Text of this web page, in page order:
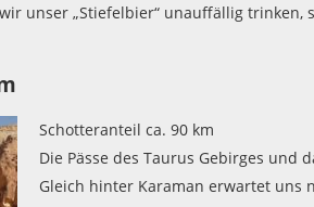
unser „Stiefelbier“ unauffällig trinken,
Schotteranteil ca. 90 km
Die Pässe des Taurus Gebirges und
Gleich hinter Karaman erwartet uns